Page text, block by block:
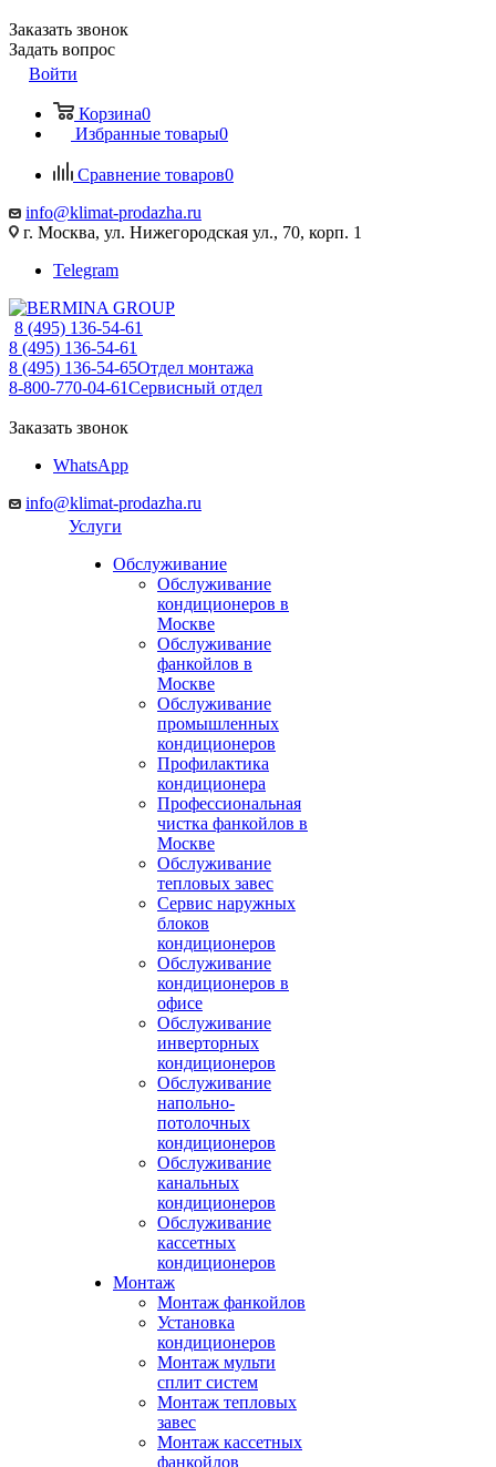
Заказать звонок
Задать вопрос
Войти
Корзина0
Избранные товары0
Сравнение товаров0
info@klimat-prodazha.ru
г. Москва, ул. Нижегородская ул., 70, корп. 1
Telegram
8 (495) 136-54-61
8 (495) 136-54-61
8 (495) 136-54-65Отдел монтажа
8-800-770-04-61Сервисный отдел
Заказать звонок
WhatsApp
info@klimat-prodazha.ru
Услуги
Обслуживание
Обслуживание
кондиционеров в
Москве
Обслуживание
фанкойлов в
Москве
Обслуживание
промышленных
кондиционеров
Профилактика
кондиционера
Профессиональная
чистка фанкойлов в
Москве
Обслуживание
тепловых завес
Сервис наружных
блоков
кондиционеров
Обслуживание
кондиционеров в
офисе
Обслуживание
инверторных
кондиционеров
Обслуживание
напольно-
потолочных
кондиционеров
Обслуживание
канальных
кондиционеров
Обслуживание
кассетных
кондиционеров
Монтаж
Монтаж фанкойлов
Установка
кондиционеров
Монтаж мульти
сплит систем
Монтаж тепловых
завес
Монтаж кассетных
фанкойлов